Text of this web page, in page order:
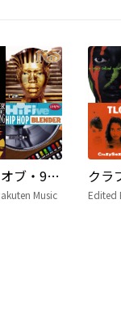
ベスト・オブ・90's HIP HOP vol.1
Music Edited